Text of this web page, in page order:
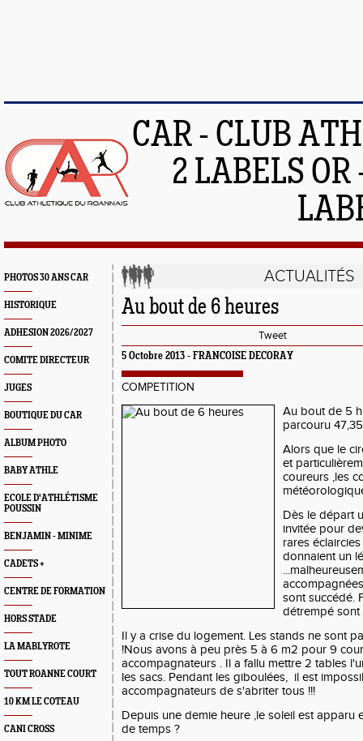
CAR - CLUB
2 LABELS
PHOTOS 30 ANS CAR
HISTORIQUE
ADHESION 2026/2027
COMITE DIRECTEUR
JUGES
BOUTIQUE DU CAR
ALBUM PHOTO
BABY ATHLE
ECOLE D'ATHLÉTISME
POUSSIN
BENJAMIN - MINIME
CADETS +
CENTRE DE FORMATION
HORS STADE
LA MABLYROTE
TOUT ROANNE COURT
10 KM LE COTEAU
CANI CROSS
ACTUALITÉS
Au bout de 6 heures
Tweet
5 Octobre 2013 - FRANCOISE DECORAY
COMPETITION
Au bout de 5
parcouru
Alors que le
et
coureurs ,les
Dès le départ
invitée pour
rares
donnaient un
sont succédé.
détrempé
Il y a crise du logement. Les stands ne sont
!Nous avons à peu près 5 à 6 m2 pour 9
accompagnateurs . Il a fallu mettre 2 tables
les sacs. Pendant les giboulées, il est
accompagnateurs de s'abriter tous !!!
Depuis une demie heure ,le soleil est apparu
de temps ?